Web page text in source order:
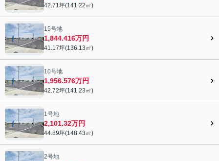
42.71坪(141.22㎡)
15号地
1,844.416万円
41.17坪(136.13㎡)
10号地
1,956.576万円
42.72坪(141.23㎡)
1号地
2,101.32万円
44.89坪(148.43㎡)
2号地